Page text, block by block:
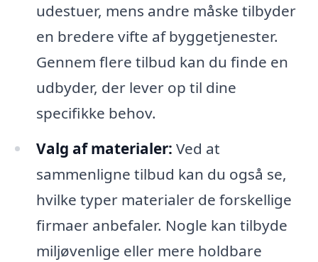
udestuer, mens andre måske tilbyder
en bredere vifte af byggetjenester.
Gennem flere tilbud kan du finde en
udbyder, der lever op til dine
specifikke behov.
Valg af materialer: Ved at
sammenligne tilbud kan du også se,
hvilke typer materialer de forskellige
firmaer anbefaler. Nogle kan tilbyde
miljøvenlige eller mere holdbare